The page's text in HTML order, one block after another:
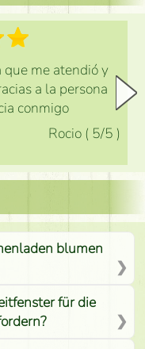
que me atendió y
a la persona
conmigo
Rocio ( 5/5 )
blumen
für die